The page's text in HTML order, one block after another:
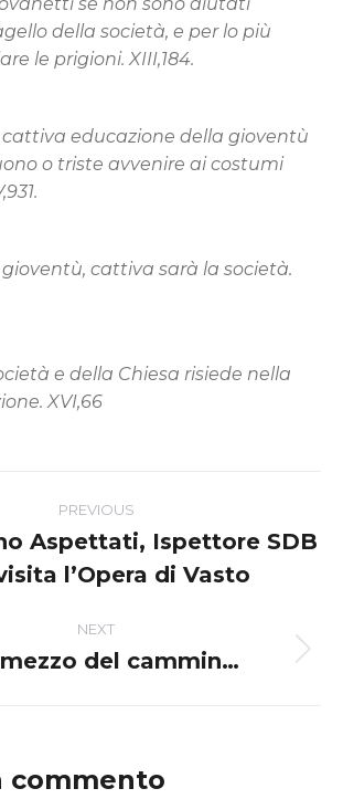
della società, e per lo più
le prigioni. XIII,184.
educazione della gioventù
o triste avvenire ai costumi
cattiva sarà la società.
e della Chiesa risiede nella
XVI,66
PREVIOUS
Previous
post:
Aspettati, Ispettore SDB
l’Opera di Vasto
NEXT
Next
del cammin…
commento